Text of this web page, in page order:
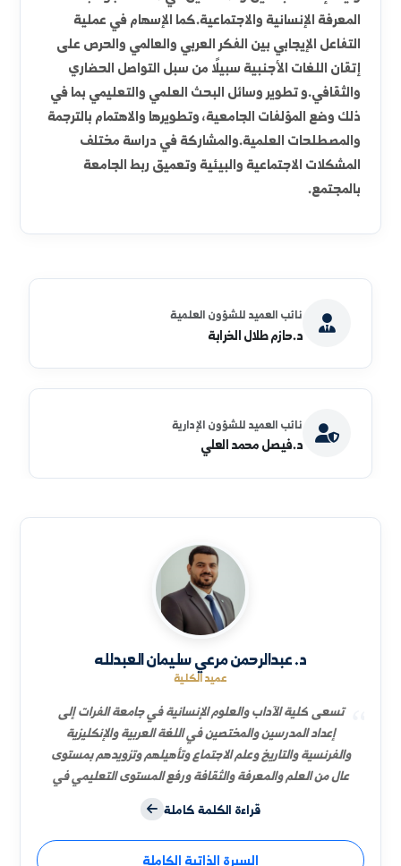
تسعى كليات الآداب والعلوم الإنسانية إلى:
الإسهام في تقدّم المعرفة في مجال الفكر العربي
والإنساني والتكوين المنهجي في شتّى العلوم الإنسانية
والاجتماعية.و إبراز مكانة الحضارة العربية، وإسهامها في
التقدّم الحضاري الإنساني خلال حقب التاريخ المختلفة.
وأيضاً إعداد الباحثين والمختصّين في مختلف جوانب
المعرفة الإنسانية والاجتماعية.كما الإسهام في عملية
التفاعل الإيجابي بين الفكر العربي والعالمي والحرص على
إتقان اللغات الأجنبية سبيلًا من سبل التواصل الحضاري
ذلك وضع المؤلفات الجامعية، وتطويرها والاهتمام بالترجمة
والمصطلحات العلمية.والمشاركة في دراسة مختلف
المشكلات الاجتماعية والبيئية وتعميق ربط الجامعة
بالمجتمع.
د.حازم طلال الخرابة
نائب العميد للشؤون الإدارية
د.فيصل محمد العلي